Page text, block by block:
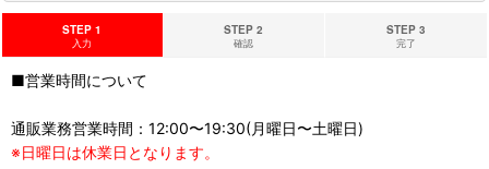
STEP 1
入力
STEP 2
確認
STEP 3
完了
■営業時間について
通販業務営業時間：12:00〜19:30(月曜日〜土曜日)
※日曜日は休業日となります。